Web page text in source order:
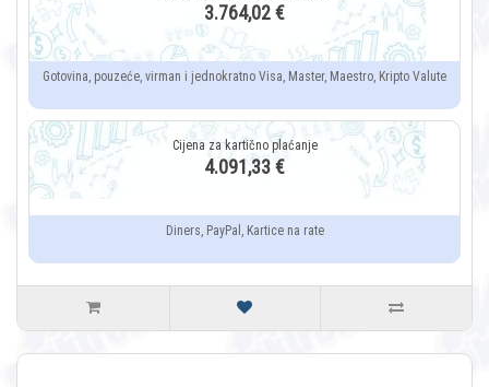
3.764,02 €
Gotovina, pouzeće, virman i jednokratno Visa, Master, Maestro, Kripto Valute
4.091,33 €
Diners, PayPal, Kartice na rate